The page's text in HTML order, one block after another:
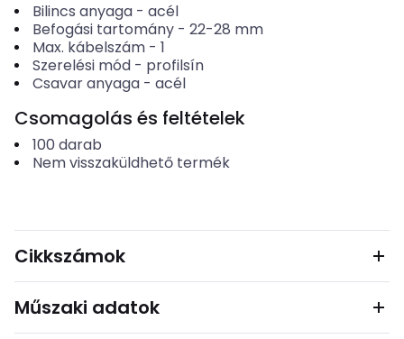
Bilincs anyaga- acél
Befogási tartomány- 22-28 mm
Max. kábelszám- 1
Szerelési mód- profilsín
Csavar anyaga- acél
Csomagolás és feltételek
100 darab
Nem visszaküldhető termék
Cikkszámok
Műszaki adatok